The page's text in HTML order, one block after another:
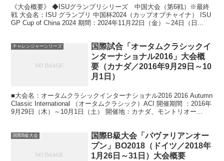
《大会概要》 ◆ISUグランプリシリーズ 中国大会（第6戦）※最終
戦 大会名：ISU グランプリ 中国杯2024（カップオブチャイナ） ISU
GP Cup of China 2024 期間：2024年11月22日（金）～24日（日...
チャレンジャーシリーズ
国際試合「オータムクラシックイ
ンターナショナル2016」大会概
要（カナダ／2016年9月29日～10
月1日）
■大会名：オータムクラシックインターナショナル2016 2016 Autumn
Classic International （オータムクラシック）ACI 開催期間 ：2016年
9月29日（木）～10月1日（土） 開催地：カナダ、モントリオー...
国際B級大会
国際B級大会「バヴァリアンオー
プン」BO2018（ドイツ／2018年
1月26日～31日）大会概要